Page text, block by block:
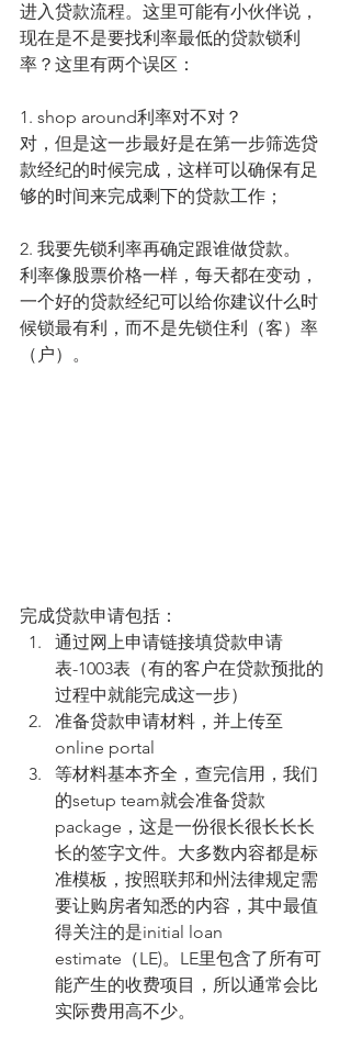
进入贷款流程。这里可能有小伙伴说，
现在是不是要找利率最低的贷款锁利
率？这里有两个误区：
1. shop around利率对不对？
对，但是这一步最好是在第一步筛选贷
款经纪的时候完成，这样可以确保有足
够的时间来完成剩下的贷款工作；
2. 我要先锁利率再确定跟谁做贷款。
利率像股票价格一样，每天都在变动，
一个好的贷款经纪可以给你建议什么时
候锁最有利，而不是先锁住利（客）率
（户）。
完成贷款申请包括：
通过网上申请链接填贷款申请
表-1003表（有的客户在贷款预批的
过程中就能完成这一步）
准备贷款申请材料，并上传至
online portal
等材料基本齐全，查完信用，我们
的setup team就会准备贷款
package，这是一份很长很长长长
长的签字文件。大多数内容都是标
准模板，按照联邦和州法律规定需
要让购房者知悉的内容，其中最值
得关注的是initial loan
estimate（LE)。LE里包含了所有可
能产生的收费项目，所以通常会比
实际费用高不少。